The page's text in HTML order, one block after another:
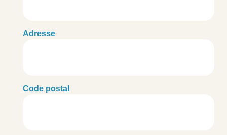
Adresse
Code postal